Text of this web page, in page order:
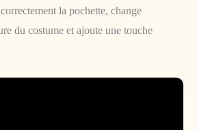
la pochette, change
du costume et ajoute une touche